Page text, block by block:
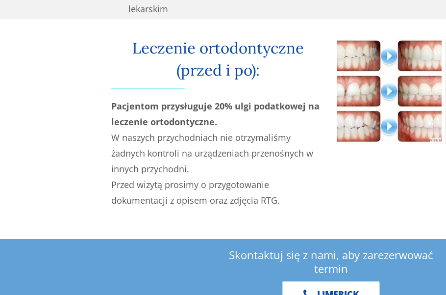
lekarskim
Leczenie ortodontyczne
(przed i po):
Pacjentom przysługuje 20% ulgi podatkowej na
leczenie ortodontyczne.
W naszych przychodniach nie otrzymaliśmy
żadnych kontroli na urządzeniach przenośnych w
innych przychodni.
Przed wizytą prosimy o przygotowanie
dokumentacji z opisem oraz zdjęcia RTG.
Skontaktuj się z nami, aby zarezerwować
termin